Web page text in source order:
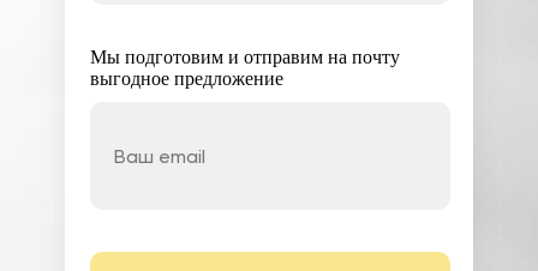
Мы подготовим и отправим на почту
выгодное предложение